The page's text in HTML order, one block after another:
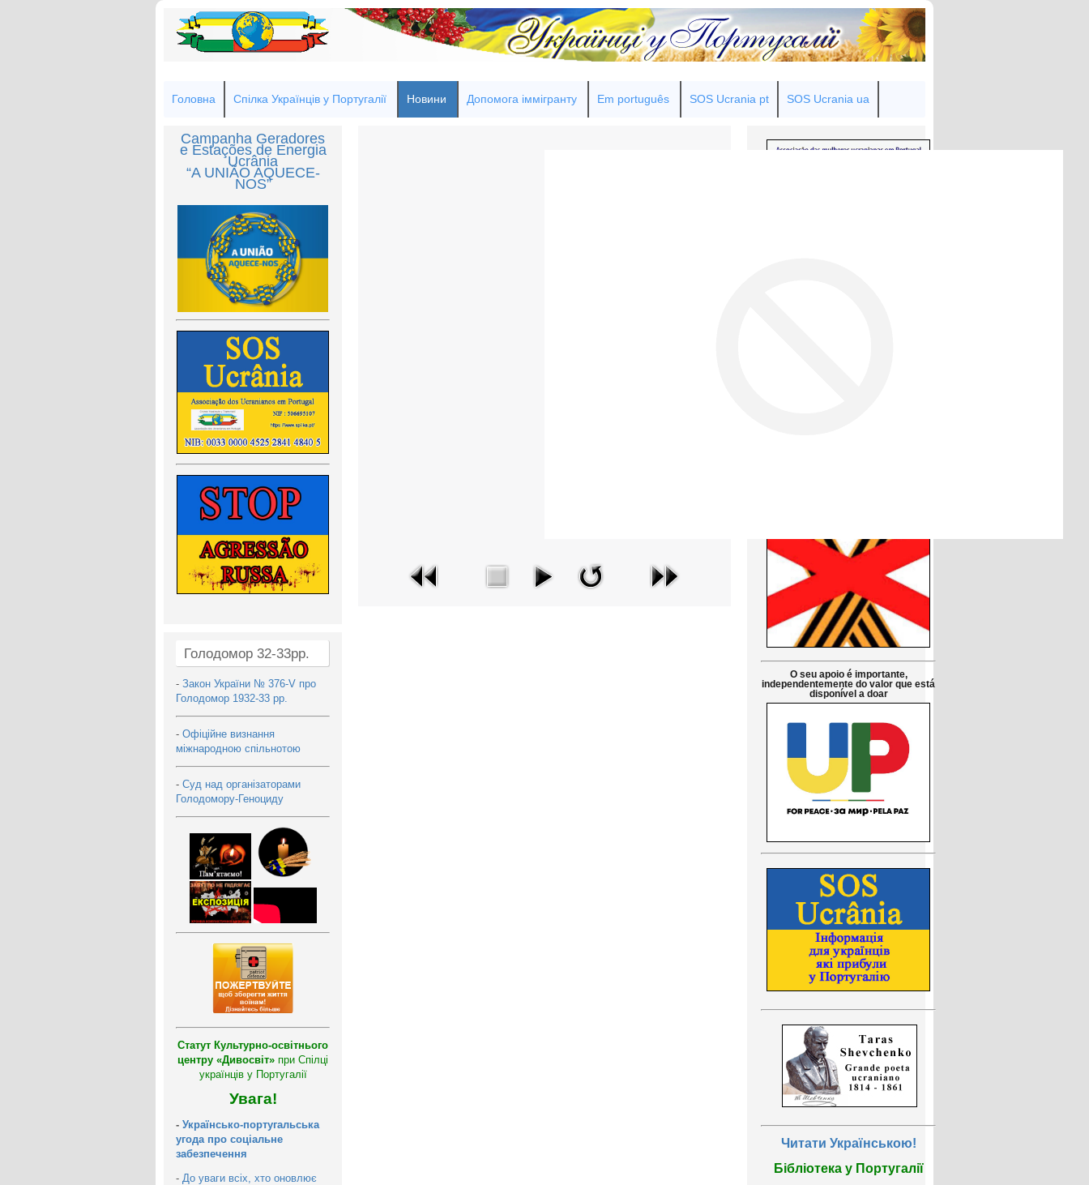
Головна Спілка Українців у Португалії Новини Допомога іммігранту Em português SOS Ucrania pt SOS Ucrania ua
Campanha Geradores
e Estações de Energia
Ucrânia
“A UNIÃO AQUECE-
NOS”
Голодомор 32-33рр.
- Закон України № 376-V про
Голодомор 1932-33 рр.
- Офіційне визнання
міжнародною спільнотою
- Суд над організаторами
Голодомору-Геноциду
Статут Культурно-освітнього
центру «Дивосвіт» при Спілці
українців у Португалії
Увага!
- Українсько-португальська
угода про соціальне
забезпечення
- До уваги всіх, хто оновлює
O seu apoio é importante,
independentemente do valor que está
disponível a doar
Читати Українською!
Бібліотека у Португалії